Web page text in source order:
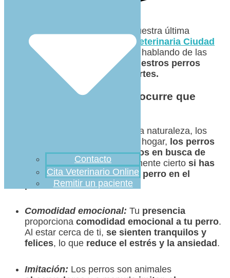
Contacto
Cita Veterinario Online
Remitir un paciente
Tal y como os comentamos en nuestra última
publicación, hoy desde
Clínica Veterinaria Ciudad
de los Ángeles
, os continuamos hablando de las
razones por las que nuestros perros
siempre nos siguen a todas partes.
Apego perruno: ¿Por qué ocurre que
En la naturaleza, los
lobos cazan en grupo. En el hogar, los perros
pueden seguir a sus dueños en busca de
alimento. Esto es especialmente cierto si has
compartido comida con tu perro en el
pasado.
Comodidad emocional: Tu presencia
proporciona comodidad emocional a tu perro.
Al estar cerca de ti, se sienten tranquilos y
felices, lo que reduce el estrés y la ansiedad.
Imitación: Los perros son animales